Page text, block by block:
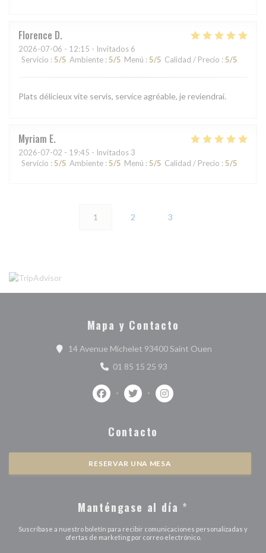
Florence D
2026-07-06 - 12:15 - Invitados 6
Servicio : 5/5 Ambiente : 5/5 Menú : 5/5 Calidad / Precio : 5/5
Plats délicieux vite servis, service agréable, je reviendrai.
Myriam E
2026-07-02 - 19:45 - Invitados 3
Servicio : 5/5 Ambiente : 5/5 Menú : 5/5 Calidad / Precio : 5/5
1 2 3
Mapa y Contacto
14 Avenue Michelet 93400 Saint Ouen((abre en una
01 85 15 25 93
Facebook ((abre en una nueva ventana))
Twitter ((abre en una nueva
Instagram ((abre en una
Contacto
RESERVAR UNA MESA
Manténgase al día *
Suscríbase a nuestro boletín para recibir comunicaciones personalizadas y
ofertas de marketing por correo electrónico.